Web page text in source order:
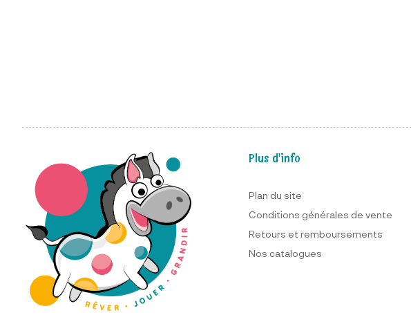
Plus d'info
Plan du site
Conditions générales de vente
Retours et remboursements
Nos catalogues